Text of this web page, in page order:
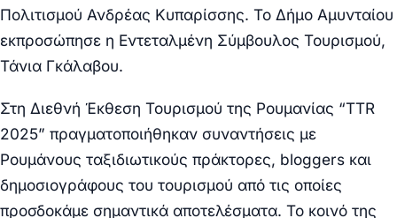
Πολιτισμού Ανδρέας Κυπαρίσσης. Το Δήμο Αμυνταίου
εκπροσώπησε η Εντεταλμένη Σύμβουλος Τουρισμού,
Τάνια Γκάλαβου.
Στη Διεθνή Έκθεση Τουρισμού της Ρουμανίας “TTR
2025” πραγματοποιήθηκαν συναντήσεις με
Ρουμάνους ταξιδιωτικούς πράκτορες, bloggers και
δημοσιογράφους του τουρισμού από τις οποίες
προσδοκάμε σημαντικά αποτελέσματα. Το κοινό της